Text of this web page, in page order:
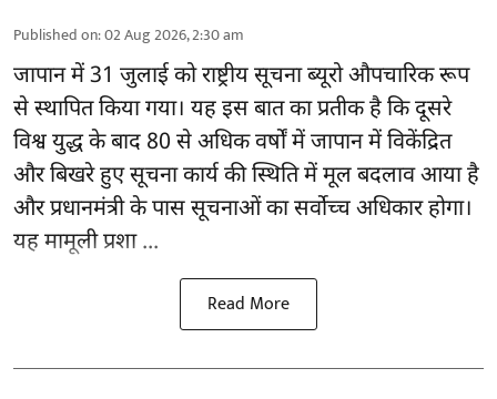
Published on:02 Aug 2026, 2:30 am
जापानमें 31 जुलाई को राष्ट्रीय सूचना ब्यूरो औपचारिक रूप
से स्थापित किया गया। यह इस बात का प्रतीक है कि दूसरे
विश्व युद्ध के बाद 80 से अधिक वर्षों में जापान में विकेंद्रित
और बिखरे हुए सूचना कार्य की स्थिति में मूल बदलाव आया है
और प्रधानमंत्री के पास सूचनाओं का सर्वोच्च अधिकार होगा।
यह मामूली प्रशा ...
Read More